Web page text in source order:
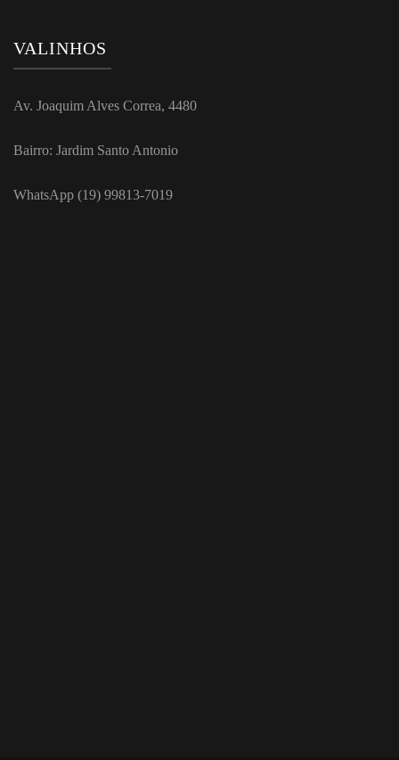
VALINHOS
Av. Joaquim Alves Correa, 4480
Bairro: Jardim Santo Antonio
WhatsApp (19) 99813-7019